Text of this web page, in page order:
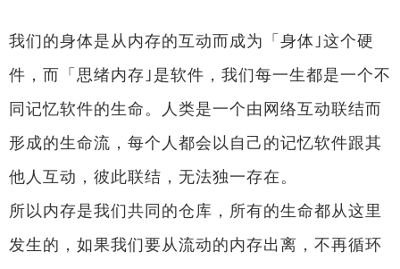
我们的身体是从内存的互动而成为「身体｣这个硬
件，而「思绪内存｣是软件，我们每一生都是一个不
同记忆软件的生命。人类是一个由网络互动联结而
形成的生命流，每个人都会以自己的记忆软件跟其
他人互动，彼此联结，无法独一存在。
所以内存是我们共同的仓库，所有的生命都从这里
发生的，如果我们要从流动的内存出离，不再循环